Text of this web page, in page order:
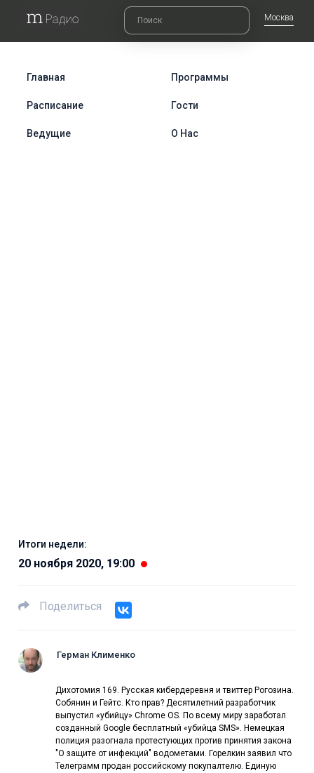
Москва
Главная Программы
Расписание Гости
Ведущие О Нас
Итоги недели:
20 ноября 2020, 19:00
Поделиться
Герман Клименко
Дихотомия 169. Русская кибердеревня и твиттер Рогозина.
Собянин и Гейтс. Кто прав? Десятилетний разработчик
выпустил «убийцу» Chrome OS. По всему миру заработал
созданный Google бесплатный «убийца SMS». Немецкая
полиция разогнала протестующих против принятия закона
"О защите от инфекций" водометами. Горелкин заявил что
Телеграмм продан российскому покупалтелю. Единую